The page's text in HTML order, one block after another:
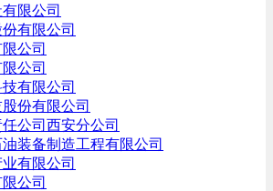
限公司
有限公司
公司
公司
有限公司
份有限公司
公司西安分公司
装备制造工程有限公司
有限公司
公司